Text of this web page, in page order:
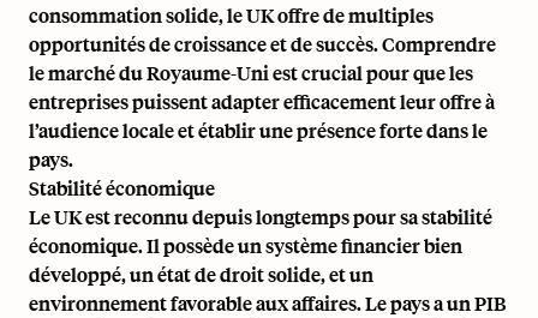
consommation solide, le UK offre de multiples
opportunités de croissance et de succès. Comprendre
le marché du Royaume-Uni est crucial pour que les
entreprises puissent adapter efficacement leur offre à
l’audience locale et établir une présence forte dans le
pays.
Stabilité économique
Le UK est reconnu depuis longtemps pour sa stabilité
économique. Il possède un système financier bien
développé, un état de droit solide, et un
environnement favorable aux affaires. Le pays a un PIB